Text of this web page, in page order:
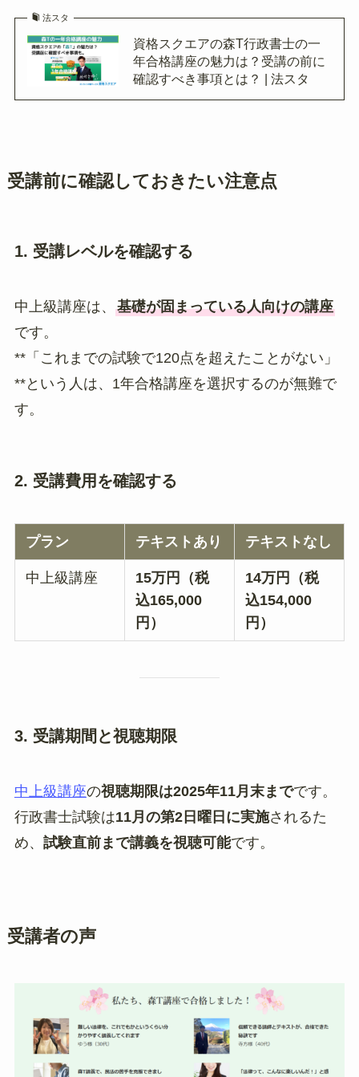
法スタ
資格スクエアの森T行政書士の一
年合格講座の魅力は？受講の前に
確認すべき事項とは？ | 法スタ
受講前に確認しておきたい注意点
1. 受講レベルを確認する
中上級講座は、 基礎が固まっている人向けの講座
です。
**「これまでの試験で120点を超えたことがない」
**という人は、1年合格講座を選択するのが無難で
す。
2. 受講費用を確認する
プラン テキストあり テキストなし
中上級講座
15万円（税
込165,000
円）
14万円（税
込154,000
円）
3. 受講期間と視聴期限
中上級講座の視聴期限は2025年11月末までです。
行政書士試験は11月の第2日曜日に実施されるた
め、 試験直前まで講義を視聴可能です。
受講者の声